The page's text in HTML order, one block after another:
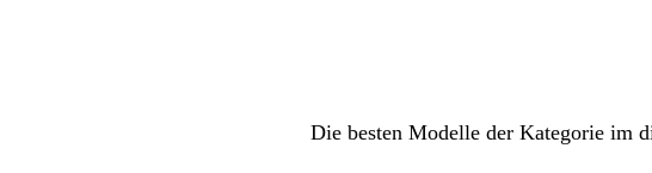
Die besten Modelle der Kategorie im